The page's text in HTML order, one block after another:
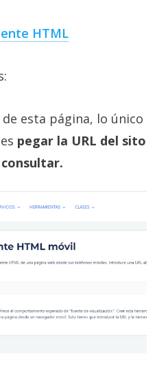
HTML
esta página, lo único
pegar la URL del sito